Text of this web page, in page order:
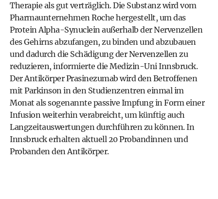
Therapie als gut verträglich. Die Substanz wird vom
Pharmaunternehmen Roche hergestellt, um das
Protein Alpha-Synuclein außerhalb der Nervenzellen
des Gehirns abzufangen, zu binden und abzubauen
und dadurch die Schädigung der Nervenzellen zu
reduzieren, informierte die Medizin-Uni Innsbruck.
Der Antikörper Prasinezumab wird den Betroffenen
mit Parkinson in den Studienzentren einmal im
Monat als sogenannte passive Impfung in Form einer
Infusion weiterhin verabreicht, um künftig auch
Langzeitauswertungen durchführen zu können. In
Innsbruck erhalten aktuell 20 Probandinnen und
Probanden den Antikörper.